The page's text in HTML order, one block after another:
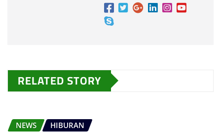
RELATED STORY
NEWS HIBURAN